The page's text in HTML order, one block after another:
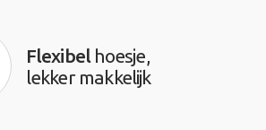
Flexibelhoesje,
lekker makkelijk